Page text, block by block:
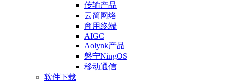
传输产品
云简网络
商用终端
AIGC
Aolynk产品
磐宁NingOS
移动通信
软件下载